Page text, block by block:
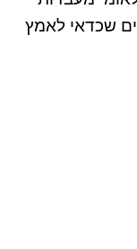
שכדאי לאמץ